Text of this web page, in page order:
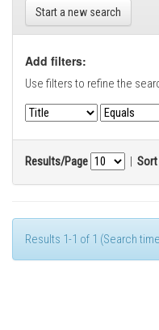
Start a new search
Add filters:
Use filters to refine the
Results/Page |
Results 1-1 of 1 (Search